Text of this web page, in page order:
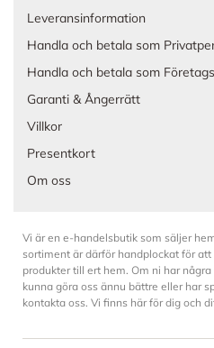
Leveransinformation
Handla och betala som
Handla och betala som
Garanti & Ångerrätt
Villkor
Presentkort
Om oss
Vi är en e-handelsbutik som säljer
sortiment är därför handplockat för
produkter till ert hem. Om ni har
kunna göra oss ännu bättre eller har
kontakta oss. Vi finns här för dig och